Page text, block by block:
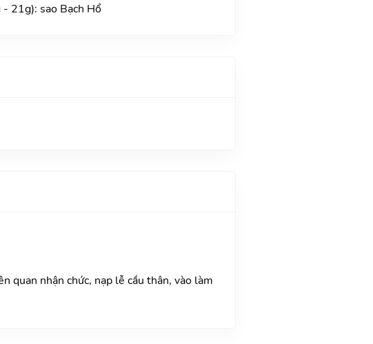
21g): sao Bạch Hổ
quan nhận chức, nạp lễ cầu thân, vào làm